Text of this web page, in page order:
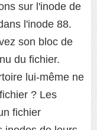
sur l'inode de
l'inode 88.
son bloc de
du fichier.
lui-même ne
? Les
fichier